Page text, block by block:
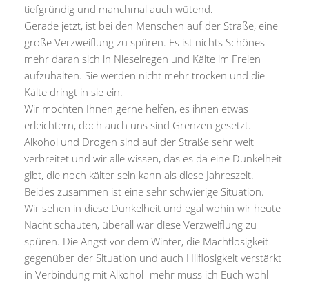
tiefgründig und manchmal auch wütend.
Gerade jetzt, ist bei den Menschen auf der Straße, eine
große Verzweiflung zu spüren. Es ist nichts Schönes
mehr daran sich in Nieselregen und Kälte im Freien
aufzuhalten. Sie werden nicht mehr trocken und die
Kälte dringt in sie ein.
Wir möchten Ihnen gerne helfen, es ihnen etwas
erleichtern, doch auch uns sind Grenzen gesetzt.
Alkohol und Drogen sind auf der Straße sehr weit
verbreitet und wir alle wissen, das es da eine Dunkelheit
gibt, die noch kälter sein kann als diese Jahreszeit.
Beides zusammen ist eine sehr schwierige Situation.
Wir sehen in diese Dunkelheit und egal wohin wir heute
Nacht schauten, überall war diese Verzweiflung zu
spüren. Die Angst vor dem Winter, die Machtlosigkeit
gegenüber der Situation und auch Hilflosigkeit verstärkt
in Verbindung mit Alkohol- mehr muss ich Euch wohl